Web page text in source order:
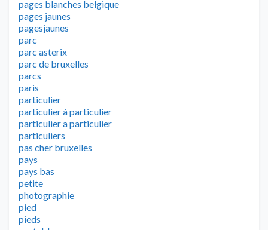
pages blanches belgique
pages jaunes
pagesjaunes
parc
parc asterix
parc de bruxelles
parcs
paris
particulier
particulier à particulier
particulier a particulier
particuliers
pas cher bruxelles
pays
pays bas
petite
photographie
pied
pieds